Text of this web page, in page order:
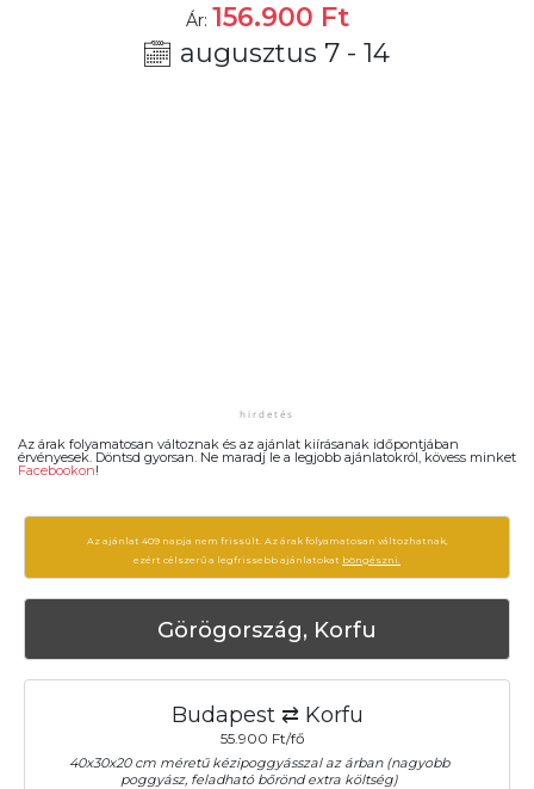
Ár: 156.900 Ft
augusztus 7 - 14
Az árak folyamatosan változnak és az ajánlat kiírásanak időpontjában
érvényesek. Döntsd gyorsan. Ne maradj le a legjobb ajánlatokról, kövess minket
Facebookon!
Az ajánlat 409 napja nem frissült. Az árak folyamatosan változhatnak,
ezért célszerű a legfrissebb ajánlatokat böngészni.
Görögország, Korfu
Budapest ⇄ Korfu
55.900 Ft/fő
40x30x20 cm méretű kézipoggyásszal az árban (nagyobb
poggyász, feladható bőrönd extra költség)